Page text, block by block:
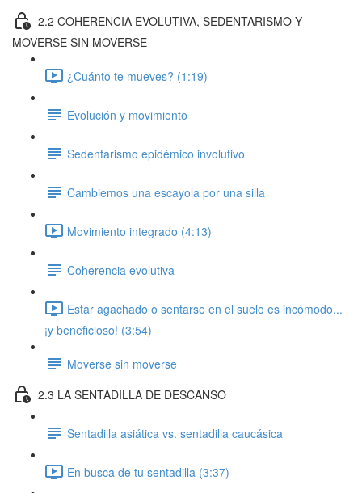
2.2 COHERENCIA EVOLUTIVA, SEDENTARISMO Y
MOVERSE SIN MOVERSE
¿Cuánto te mueves? (1:19)
Evolución y movimiento
Sedentarismo epidémico involutivo
Cambiemos una escayola por una silla
Movimiento integrado (4:13)
Coherencia evolutiva
Estar agachado o sentarse en el suelo es incómodo...
¡y beneficioso! (3:54)
Moverse sin moverse
2.3 LA SENTADILLA DE DESCANSO
Sentadilla asiática vs. sentadilla caucásica
En busca de tu sentadilla (3:37)